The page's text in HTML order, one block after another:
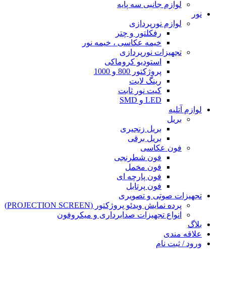
لوازم جانبی سه پایه
نور
لوازم نورپردازی
رفکلتور و چتر
خیمه عکاسی ، خیمه نور
تجهیزات نورپردازی
استودیو کروماکی
پروژکتور 800 و 1000
رینگ لایت
کیت نور ثابت
LED و SMD
لوازم آتلیه
بریل
بریل زنجیری
بریل برقی
فون عکاسی
فون شطرنجی
فون مخمل
فون پارچه ای
فون پرتابل
تجهیزات صوتی و تصویری
پرده نمایش ویدئو پروژکتور (PROJECTION SCREEN)
انواع تجهیزات صدابرداری و میکروفون
بلاگ
علاقه مندی
ورود / ثبت نام